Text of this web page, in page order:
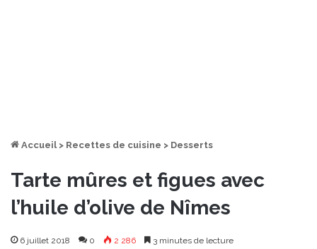
Accueil > Recettes de cuisine > Desserts
Tarte mûres et figues avec
l’huile d’olive de Nîmes
6 juillet 2018 0 2 286 3 minutes de lecture